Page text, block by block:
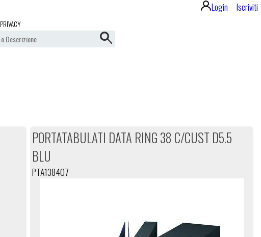
Login Iscriviti
PRIVACY
PORTATABULATI DATA RING 38 C/CUST D5.5
BLU
PTA138407